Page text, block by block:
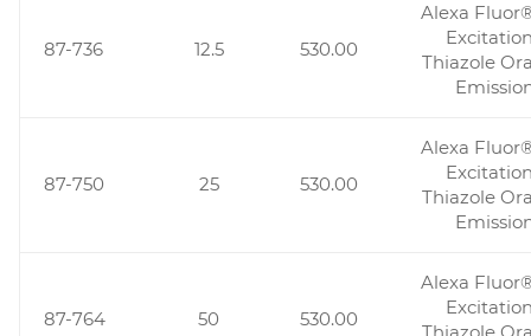
87-736 12.5 530.00
Alexa
Thiazole
87-750 25 530.00
Alexa
Thiazole
87-764 50 530.00
Alexa